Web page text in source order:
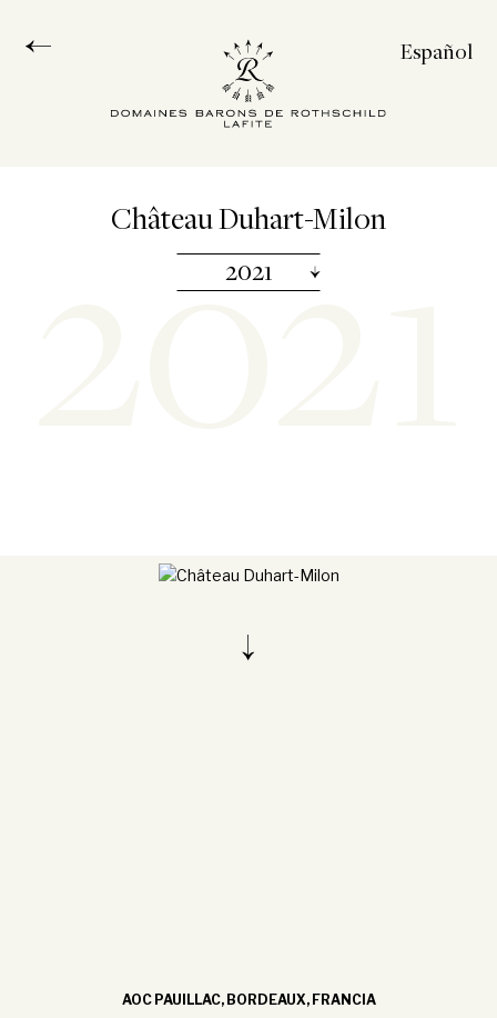
Español
2021
Château Duhart-Milon
2021
AOC PAUILLAC, BORDEAUX, FRANCIA